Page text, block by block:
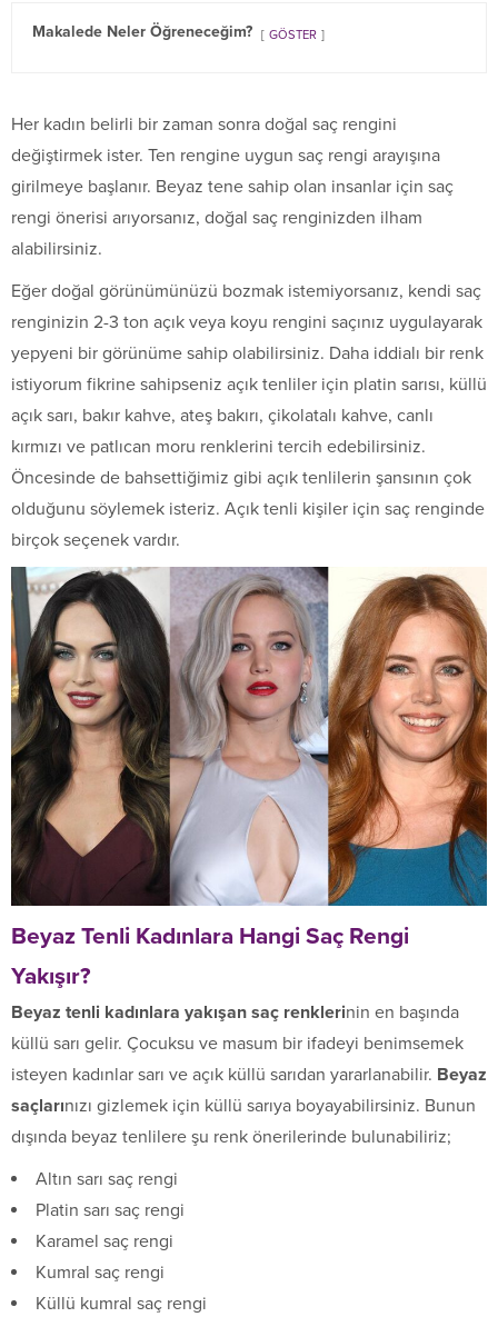
Makalede Neler Öğreneceğim? GÖSTER
Her kadın belirli bir zaman sonra doğal saç rengini
değiştirmek ister. Ten rengine uygun saç rengi arayışına
girilmeye başlanır. Beyaz tene sahip olan insanlar için saç
rengi önerisi arıyorsanız, doğal saç renginizden ilham
alabilirsiniz.
Eğer doğal görünümünüzü bozmak istemiyorsanız, kendi saç
renginizin 2-3 ton açık veya koyu rengini saçınız uygulayarak
yepyeni bir görünüme sahip olabilirsiniz. Daha iddialı bir renk
istiyorum fikrine sahipseniz açık tenliler için platin sarısı, küllü
açık sarı, bakır kahve, ateş bakırı, çikolatalı kahve, canlı
kırmızı ve patlıcan moru renklerini tercih edebilirsiniz.
Öncesinde de bahsettiğimiz gibi açık tenlilerin şansının çok
olduğunu söylemek isteriz. Açık tenli kişiler için saç renginde
birçok seçenek vardır.
Beyaz Tenli Kadınlara Hangi Saç Rengi
Yakışır?
Beyaz tenli kadınlara yakışan saç renklerinin en başında
küllü sarı gelir. Çocuksu ve masum bir ifadeyi benimsemek
isteyen kadınlar sarı ve açık küllü sarıdan yararlanabilir. Beyaz
saçlarınızı gizlemek için küllü sarıya boyayabilirsiniz. Bunun
dışında beyaz tenlilere şu renk önerilerinde bulunabiliriz;
Altın sarı saç rengi
Platin sarı saç rengi
Karamel saç rengi
Kumral saç rengi
Küllü kumral saç rengi